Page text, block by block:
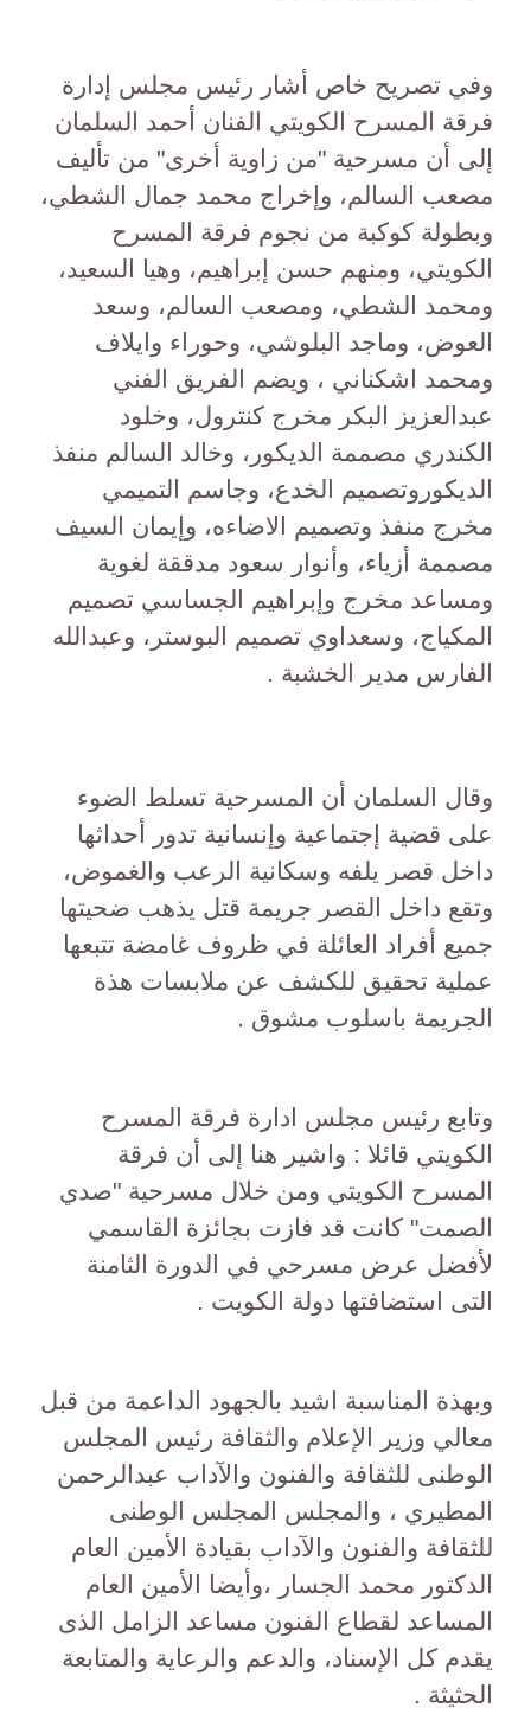
وفي تصريح خاص أشار رئيس مجلس إدارة
فرقة المسرح الكويتي الفنان أحمد السلمان
إلى أن مسرحية "من زاوية أخرى" من تأليف
مصعب السالم، وإخراج محمد جمال الشطي،
وبطولة كوكبة من نجوم فرقة المسرح
الكويتي، ومنهم حسن إبراهيم، وهيا السعيد،
ومحمد الشطي، ومصعب السالم، وسعد
العوض، وماجد البلوشي، وحوراء وايلاف
ومحمد اشكناني ، ويضم الفريق الفني
عبدالعزيز البكر مخرج كنترول، وخلود
الكندري مصممة الديكور، وخالد السالم منفذ
الديكوروتصميم الخدع، وجاسم التميمي
مخرج منفذ وتصميم الاضاءه، وإيمان السيف
مصممة أزياء، وأنوار سعود مدققة لغوية
ومساعد مخرج وإبراهيم الجساسي تصميم
المكياج، وسعداوي تصميم البوستر، وعبدالله
الفارس مدير الخشبة .
وقال السلمان أن المسرحية تسلط الضوء
على قضية إجتماعية وإنسانية تدور أحداثها
داخل قصر يلفه وسكانية الرعب والغموض،
وتقع داخل القصر جريمة قتل يذهب ضحيتها
جميع أفراد العائلة في ظروف غامضة تتبعها
عملية تحقيق للكشف عن ملابسات هذة
الجريمة باسلوب مشوق .
وتابع رئيس مجلس ادارة فرقة المسرح
الكويتي قائلا : واشير هنا إلى أن فرقة
المسرح الكويتي ومن خلال مسرحية "صدي
الصمت" كانت قد فازت بجائزة القاسمي
لأفضل عرض مسرحي في الدورة الثامنة
التى استضافتها دولة الكويت .
وبهذة المناسبة اشيد بالجهود الداعمة من قبل
معالي وزير الإعلام والثقافة رئيس المجلس
الوطنى للثقافة والفنون والآداب عبدالرحمن
المطيري ، والمجلس المجلس الوطنى
للثقافة والفنون والآداب بقيادة الأمين العام
الدكتور محمد الجسار ،وأيضا الأمين العام
المساعد لقطاع الفنون مساعد الزامل الذى
يقدم كل الإسناد، والدعم والرعاية والمتابعة
الحثيثة .